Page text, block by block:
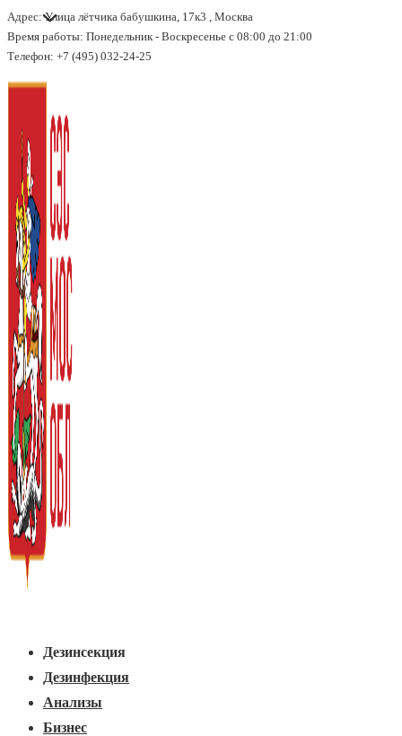
↓
Перейти
содержимому
Адрес: Улица лётчика бабушкина, 17к3 , Москва
Время работы: Понедельник - Воскресенье с 08:00 до 21:00
Телефон: +7 (495) 032-24-25
навигацияДезинсекция
Дезинфекция
Анализы
Бизнес